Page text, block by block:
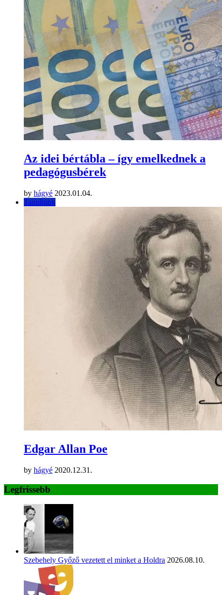
Az idei bértábla – így emelkednek a
pedagógusbérek
by hágyé 2023.01.04.
Tanuljunk
Edgar Allan Poe
by hágyé 2020.12.31.
Legfrissebb
Szebehely Győző vezetett el minket a Holdra 2026.08.10.